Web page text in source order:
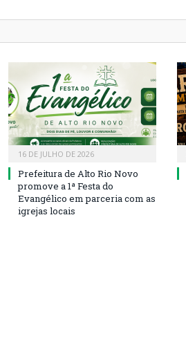
16 DE JULHO DE 2026
Prefeitura de Alto Rio Novo
promove a 1ª Festa do
Evangélico em parceria com as
igrejas locais